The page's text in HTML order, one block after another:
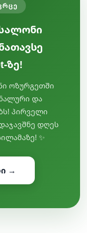
ზე!
ოზურგეთში
და
პირველი
დღეს
✨
→